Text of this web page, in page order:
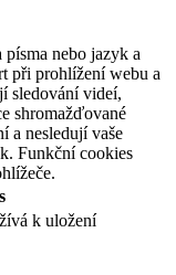
písma nebo jazyk a
při prohlížení webu a
sledování videí,
shromažďované
a nesledují vaše
Funkční cookies
k uložení